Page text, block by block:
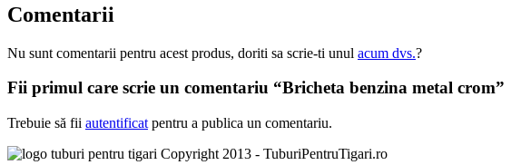
Comentarii
Nu sunt comentarii pentru acest produs, doriti sa scrie-ti unul acum dvs.?
Fii primul care scrie un comentariu “Bricheta benzina metal crom”
Trebuie să fii autentificat pentru a publica un comentariu.
Copyright 2013 - TuburiPentruTigari.ro